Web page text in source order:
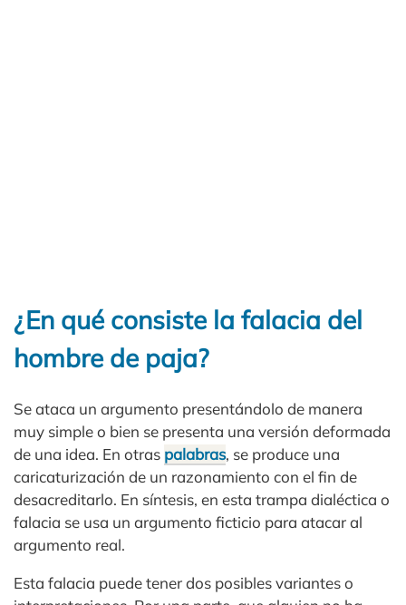
¿En qué consiste la falacia del
hombre de paja?
Se ataca un argumento presentándolo de manera
muy simple o bien se presenta una versión deformada
de una idea. En otras palabras, se produce una
caricaturización de un razonamiento con el fin de
desacreditarlo. En síntesis, en esta trampa dialéctica o
falacia se usa un argumento ficticio para atacar al
argumento real.
Esta falacia puede tener dos posibles variantes o